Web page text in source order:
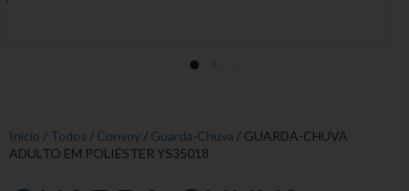
Início / Todos / Convoy / Guarda-Chuva / GUARDA-CHUVA
ADULTO EM POLIÉSTER YS35018